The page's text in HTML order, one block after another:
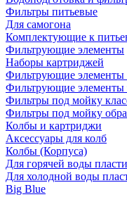
Фильтры питьевые
Для самогона
Комплектующие к
Фильтрующие элементы
Наборы картриджей
Фильтрующие элементы
Фильтрующие элементы
Фильтры под мойку
Фильтры под мойку
Колбы и картриджи
Аксессуары для колб
Колбы (Корпуса)
Для горячей воды
Для холодной воды
Big Blue